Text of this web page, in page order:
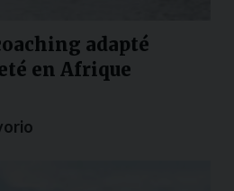
adapté
en Afrique